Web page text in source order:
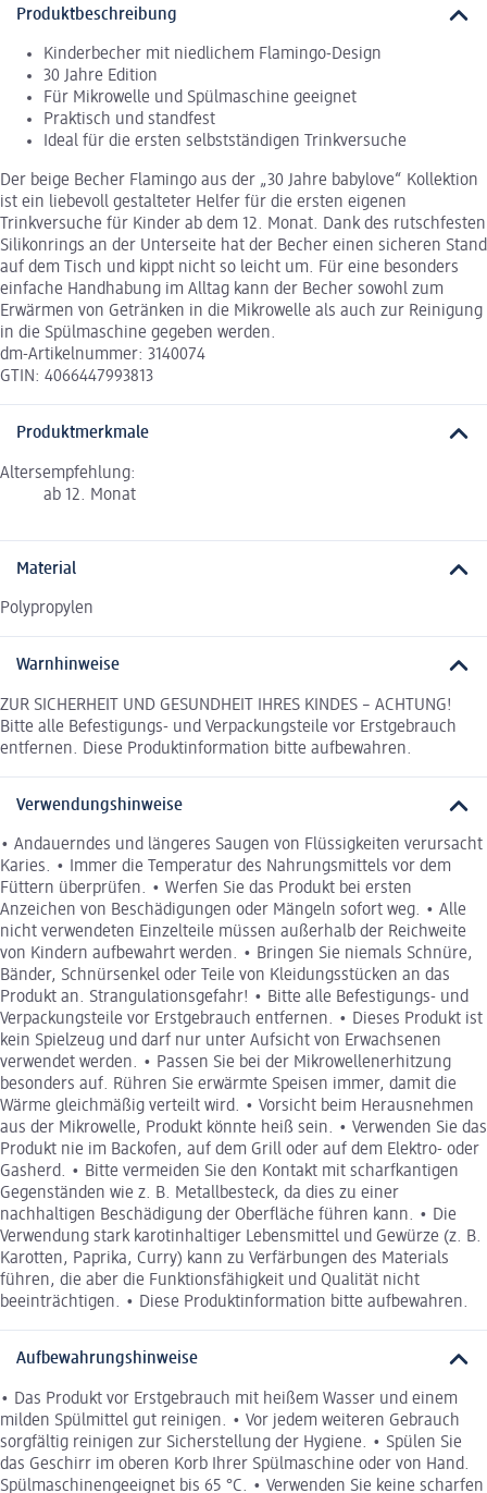
Produktbeschreibung
Kinderbecher mit niedlichem Flamingo-Design
30 Jahre Edition
Für Mikrowelle und Spülmaschine geeignet
Praktisch und standfest
Ideal für die ersten selbstständigen Trinkversuche
Der beige Becher Flamingo aus der „30 Jahre babylove“ Kollektion
ist ein liebevoll gestalteter Helfer für die ersten eigenen
Trinkversuche für Kinder ab dem 12. Monat. Dank des rutschfesten
Silikonrings an der Unterseite hat der Becher einen sicheren Stand
auf dem Tisch und kippt nicht so leicht um. Für eine besonders
einfache Handhabung im Alltag kann der Becher sowohl zum
Erwärmen von Getränken in die Mikrowelle als auch zur Reinigung
in die Spülmaschine gegeben werden.
dm-Artikelnummer: 3140074
GTIN: 4066447993813
Produktmerkmale
Altersempfehlung:
ab 12. Monat
Material
Polypropylen
Warnhinweise
ZUR SICHERHEIT UND GESUNDHEIT IHRES KINDES – ACHTUNG!
Bitte alle Befestigungs- und Verpackungsteile vor Erstgebrauch
entfernen. Diese Produktinformation bitte aufbewahren.
Verwendungshinweise
• Andauerndes und längeres Saugen von Flüssigkeiten verursacht
Karies. • Immer die Temperatur des Nahrungsmittels vor dem
Füttern überprüfen. • Werfen Sie das Produkt bei ersten
Anzeichen von Beschädigungen oder Mängeln sofort weg. • Alle
nicht verwendeten Einzelteile müssen außerhalb der Reichweite
von Kindern aufbewahrt werden. • Bringen Sie niemals Schnüre,
Bänder, Schnürsenkel oder Teile von Kleidungsstücken an das
Produkt an. Strangulationsgefahr! • Bitte alle Befestigungs- und
Verpackungsteile vor Erstgebrauch entfernen. • Dieses Produkt ist
kein Spielzeug und darf nur unter Aufsicht von Erwachsenen
verwendet werden. • Passen Sie bei der Mikrowellenerhitzung
besonders auf. Rühren Sie erwärmte Speisen immer, damit die
Wärme gleichmäßig verteilt wird. • Vorsicht beim Herausnehmen
aus der Mikrowelle, Produkt könnte heiß sein. • Verwenden Sie das
Produkt nie im Backofen, auf dem Grill oder auf dem Elektro- oder
Gasherd. • Bitte vermeiden Sie den Kontakt mit scharfkantigen
Gegenständen wie z. B. Metallbesteck, da dies zu einer
nachhaltigen Beschädigung der Oberfläche führen kann. • Die
Verwendung stark karotinhaltiger Lebensmittel und Gewürze (z. B.
Karotten, Paprika, Curry) kann zu Verfärbungen des Materials
führen, die aber die Funktionsfähigkeit und Qualität nicht
beeinträchtigen. • Diese Produktinformation bitte aufbewahren.
Aufbewahrungshinweise
• Das Produkt vor Erstgebrauch mit heißem Wasser und einem
milden Spülmittel gut reinigen. • Vor jedem weiteren Gebrauch
sorgfältig reinigen zur Sicherstellung der Hygiene. • Spülen Sie
das Geschirr im oberen Korb Ihrer Spülmaschine oder von Hand.
Spülmaschinengeeignet bis 65 °C. • Verwenden Sie keine scharfen